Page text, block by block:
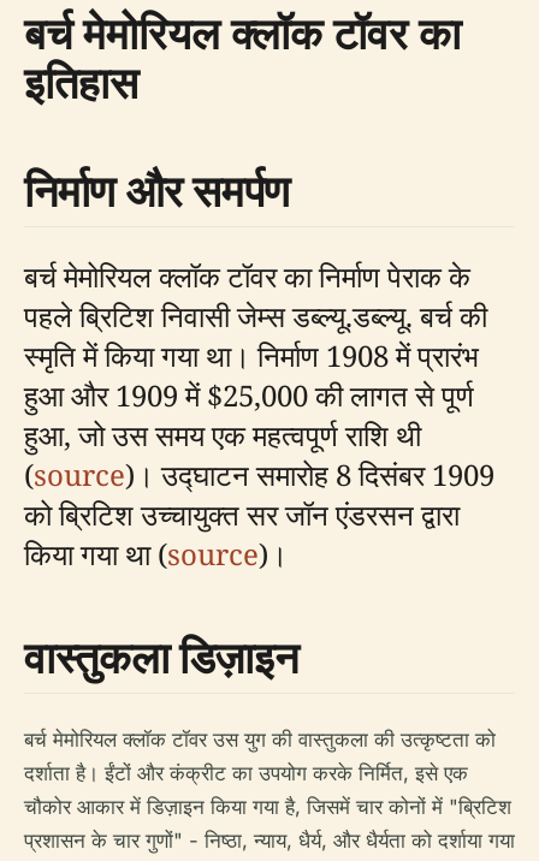
बर्च मेमोरियल क्लॉक टॉवर का
इतिहास
निर्माण और समर्पण
बर्च मेमोरियल क्लॉक टॉवर का निर्माण पेराक के
पहले ब्रिटिश निवासी जेम्स डब्ल्यू.डब्ल्यू. बर्च की
स्मृति में किया गया था। निर्माण 1908 में प्रारंभ
हुआ और 1909 में $25,000 की लागत से पूर्ण
हुआ, जो उस समय एक महत्वपूर्ण राशि थी
(source)। उद्घाटन समारोह 8 दिसंबर 1909
को ब्रिटिश उच्चायुक्त सर जॉन एंडरसन द्वारा
किया गया था (source)।
वास्तुकला डिज़ाइन
बर्च मेमोरियल क्लॉक टॉवर उस युग की वास्तुकला की उत्कृष्टता को
दर्शाता है। ईंटों और कंक्रीट का उपयोग करके निर्मित, इसे एक
चौकोर आकार में डिज़ाइन किया गया है, जिसमें चार कोनों में "ब्रिटिश
प्रशासन के चार गुणों" - निष्ठा, न्याय, धैर्य, और धैर्यता को दर्शाया गया